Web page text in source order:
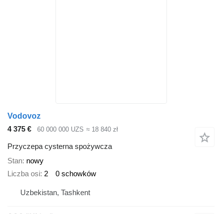
Vodovoz
4 375 €
60 000 000 UZS ≈ 18 840 zł
Przyczepa cysterna spożywcza
Stan nowy
Liczba osi 2 0 schowków
Uzbekistan, Tashkent